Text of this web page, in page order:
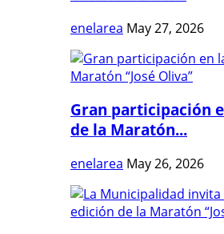
enelarea May 27, 2026
Gran participación
de la Maratón...
enelarea May 26, 2026